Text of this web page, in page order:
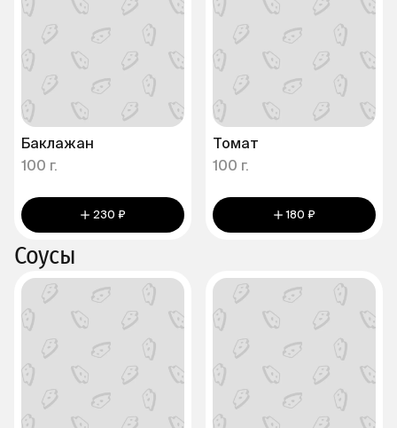
Баклажан
100 г.
230 ₽
Томат
100 г.
180 ₽
Соусы